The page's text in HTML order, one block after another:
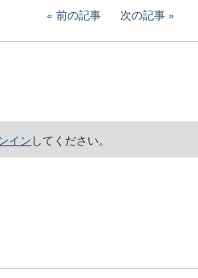
前の記事 次の記事
イン してください。